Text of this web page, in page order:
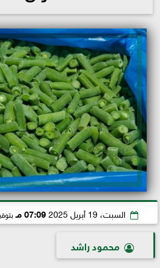
السبت، 19 أبريل 2025 07:09 مـ
محمود راشد